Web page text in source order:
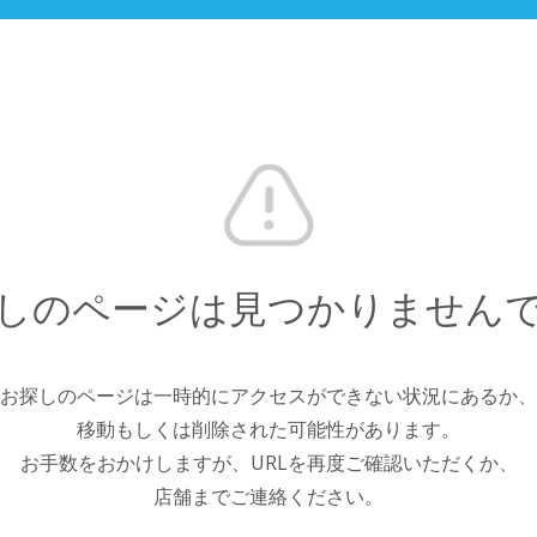
のページは見つかりません
お探しのページは一時的にアクセスができない状況にあるか、
移動もしくは削除された可能性があります。
お手数をおかけしますが、URLを再度ご確認いただくか、
店舗までご連絡ください。